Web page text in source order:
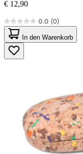
€ 12,90
0.0 (0)
0.0
von
5
Sternen.
In den Warenkorb